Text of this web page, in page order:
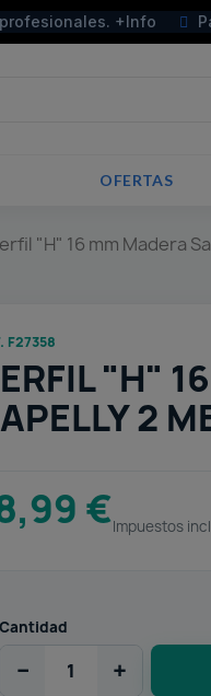
+Info
OFERTAS
"H" 16 mm Madera
F27358
"H"
2
€Impuestos
Cantidad
− +